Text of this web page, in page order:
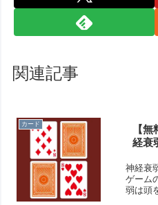
関連記事
カード
【
経衰
神経衰
ゲーム
弱は頭